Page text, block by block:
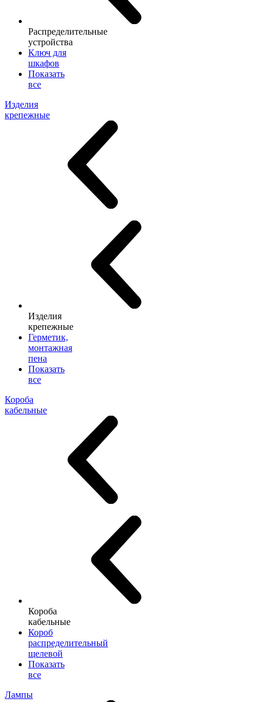
Распределительные
устройства
Ключ для
шкафов
Показать
все
Изделия
крепежные
Изделия
крепежные
Герметик,
монтажная
пена
Показать
все
Короба
кабельные
Короба
кабельные
Короб
распределительный
щелевой
Показать
все
Лампы